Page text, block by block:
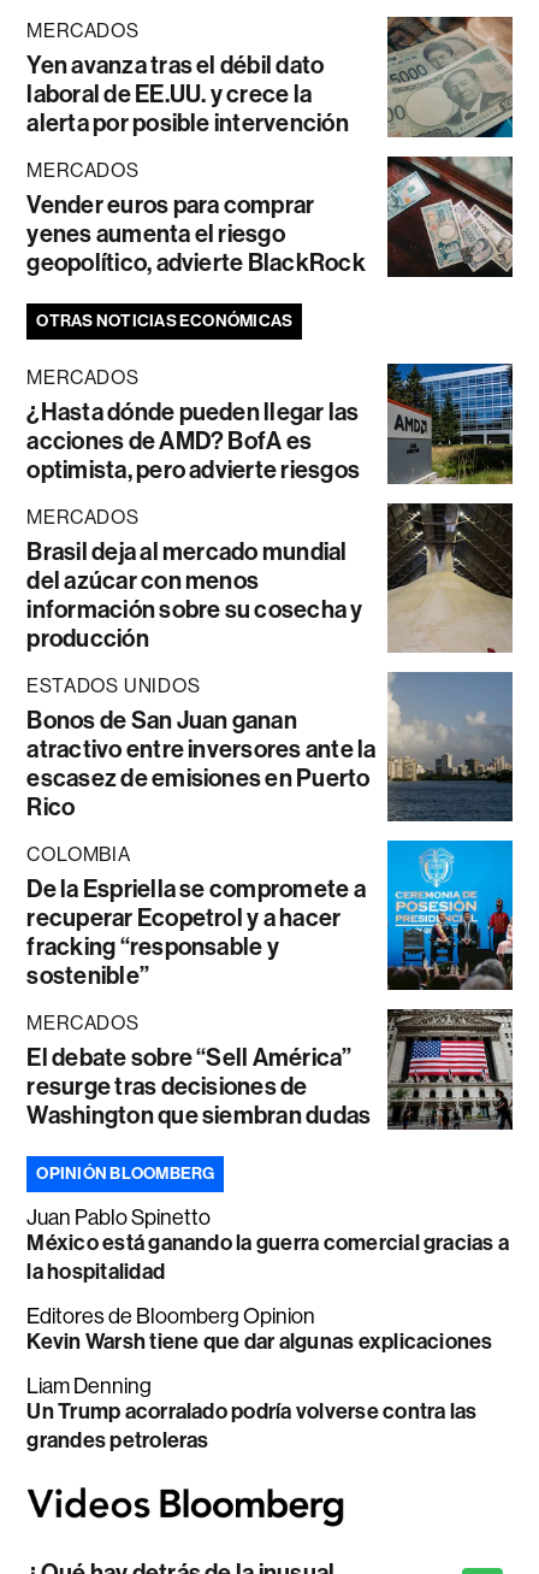
MERCADOS
Yen avanza tras el débil dato
laboral de EE.UU. y crece la
alerta por posible intervención
MERCADOS
Vender euros para comprar
yenes aumenta el riesgo
geopolítico, advierte BlackRock
OTRAS NOTICIAS ECONÓMICAS
MERCADOS
¿Hasta dónde pueden llegar las
acciones de AMD? BofA es
optimista, pero advierte riesgos
MERCADOS
Brasil deja al mercado mundial
del azúcar con menos
información sobre su cosecha y
producción
ESTADOS UNIDOS
Bonos de San Juan ganan
atractivo entre inversores ante la
escasez de emisiones en Puerto
Rico
COLOMBIA
De la Espriella se compromete a
recuperar Ecopetrol y a hacer
fracking “responsable y
sostenible”
MERCADOS
El debate sobre “Sell América”
resurge tras decisiones de
Washington que siembran dudas
OPINIÓN BLOOMBERG
Juan Pablo Spinetto
México está ganando la guerra comercial gracias a
la hospitalidad
Editores de Bloomberg Opinion
Kevin Warsh tiene que dar algunas explicaciones
Liam Denning
Un Trump acorralado podría volverse contra las
grandes petroleras